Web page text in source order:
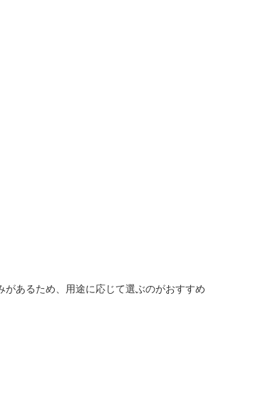
あるため、用途に応じて選ぶのがおすすめ